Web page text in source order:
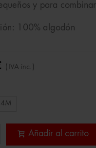
y para
100% algodón
(IVA inc.)
Añadir al carrito